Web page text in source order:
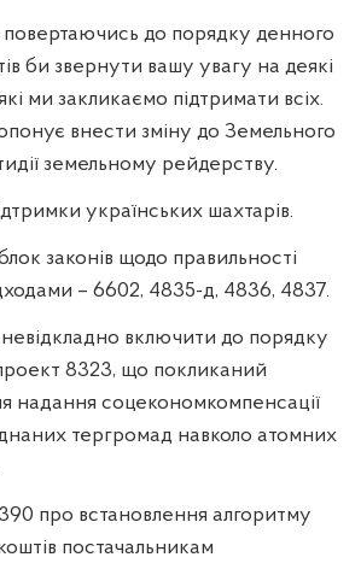
повертаючись до порядку денного
би звернути вашу увагу на деякі
ми закликаємо підтримати всіх.
внести зміну до Земельного
земельному рейдерству.
українських шахтарів.
законів щодо правильності
– 6602, 4835-д, 4836, 4837.
включити до порядку
8323, що покликаний
надання соцекономкомпенсації
тергромад навколо атомних
про встановлення алгоритму
постачальникам